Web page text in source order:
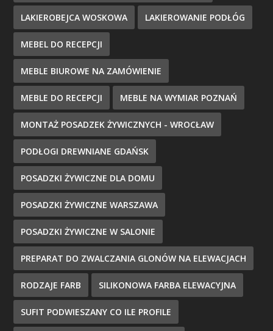
LAKIEROBEJCA WOSKOWA LAKIEROWANIE PODŁÓG
MEBEL DO RECEPCJI
MEBLE BIUROWE NA ZAMÓWIENIE
MEBLE DO RECEPCJI MEBLE NA WYMIAR POZNAŃ
MONTAŻ POSADZEK ŻYWICZNYCH - WROCŁAW
PODŁOGI DREWNIANE GDAŃSK
POSADZKI ŻYWICZNE DLA DOMU
POSADZKI ŻYWICZNE WARSZAWA
POSADZKI ŻYWICZNE W SALONIE
PREPARAT DO ZWALCZANIA GLONÓW NA ELEWACJACH
RODZAJE FARB SILIKONOWA FARBA ELEWACYJNA
SUFIT PODWIESZANY CO ILE PROFILE